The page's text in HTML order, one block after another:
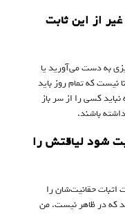
از این ثابت
به دست می‌آورید یا
نیست که تمام روز باید
کسی را از سر باز
باشند.
شود لیاقتش را
اثبات حقانیت‌شان را
که در ظاهر نیست. من